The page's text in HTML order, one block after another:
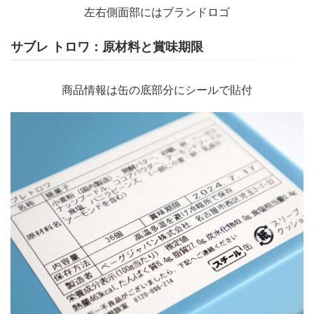
左右側面部にはブランドロゴ
サブレ トロワ：原材料と賞味期限
商品情報は缶の底部分にシールで貼付